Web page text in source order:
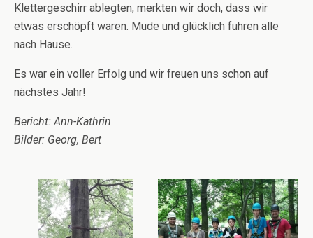
Klettergeschirr ablegten, merkten wir doch, dass wir
etwas erschöpft waren. Müde und glücklich fuhren alle
nach Hause.
Es war ein voller Erfolg und wir freuen uns schon auf
nächstes Jahr!
Bericht: Ann-Kathrin
Bilder: Georg, Bert